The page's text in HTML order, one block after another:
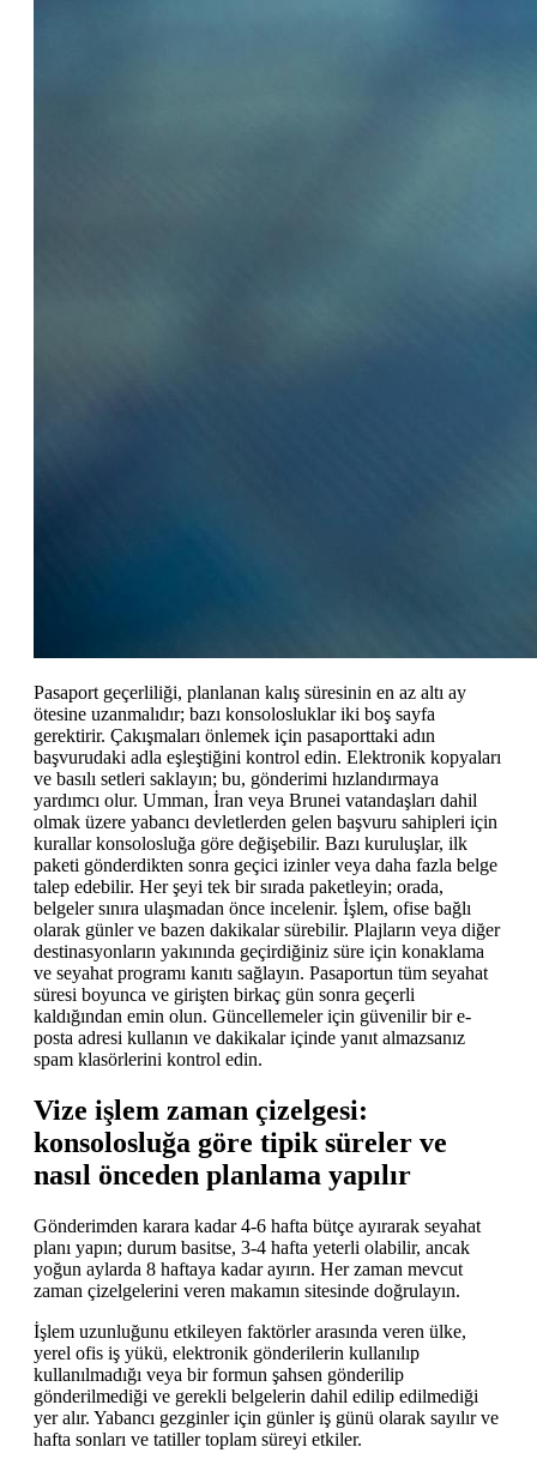
Pasaport geçerliliği, planlanan kalış süresinin en az altı ay
ötesine uzanmalıdır; bazı konsolosluklar iki boş sayfa
gerektirir. Çakışmaları önlemek için pasaporttaki adın
başvurudaki adla eşleştiğini kontrol edin. Elektronik kopyaları
ve basılı setleri saklayın; bu, gönderimi hızlandırmaya
yardımcı olur. Umman, İran veya Brunei vatandaşları dahil
olmak üzere yabancı devletlerden gelen başvuru sahipleri için
kurallar konsolosluğa göre değişebilir. Bazı kuruluşlar, ilk
paketi gönderdikten sonra geçici izinler veya daha fazla belge
talep edebilir. Her şeyi tek bir sırada paketleyin; orada,
belgeler sınıra ulaşmadan önce incelenir. İşlem, ofise bağlı
olarak günler ve bazen dakikalar sürebilir. Plajların veya diğer
destinasyonların yakınında geçirdiğiniz süre için konaklama
ve seyahat programı kanıtı sağlayın. Pasaportun tüm seyahat
süresi boyunca ve girişten birkaç gün sonra geçerli
kaldığından emin olun. Güncellemeler için güvenilir bir e-
posta adresi kullanın ve dakikalar içinde yanıt almazsanız
spam klasörlerini kontrol edin.
Vize işlem zaman çizelgesi:
konsolosluğa göre tipik süreler ve
nasıl önceden planlama yapılır
Gönderimden karara kadar 4-6 hafta bütçe ayırarak seyahat
planı yapın; durum basitse, 3-4 hafta yeterli olabilir, ancak
yoğun aylarda 8 haftaya kadar ayırın. Her zaman mevcut
zaman çizelgelerini veren makamın sitesinde doğrulayın.
İşlem uzunluğunu etkileyen faktörler arasında veren ülke,
yerel ofis iş yükü, elektronik gönderilerin kullanılıp
kullanılmadığı veya bir formun şahsen gönderilip
gönderilmediği ve gerekli belgelerin dahil edilip edilmediği
yer alır. Yabancı gezginler için günler iş günü olarak sayılır ve
hafta sonları ve tatiller toplam süreyi etkiler.